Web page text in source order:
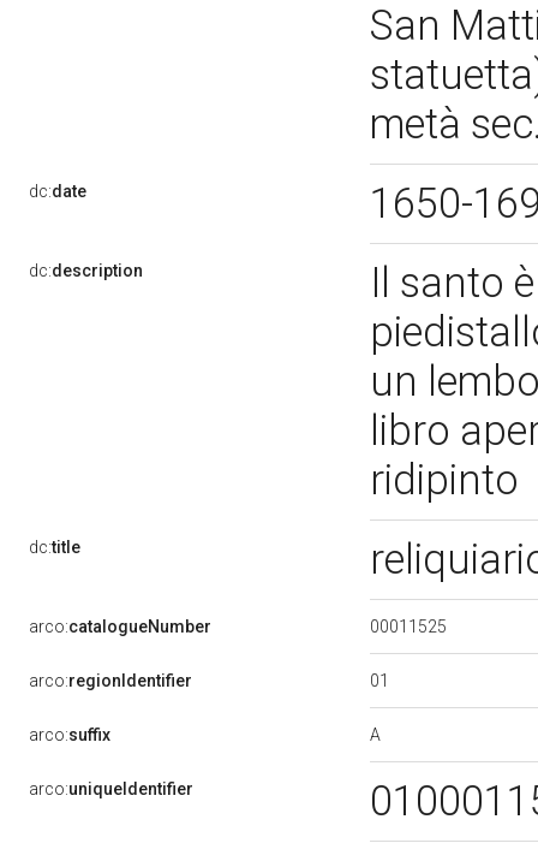
San
metà
dc:date 1650-
dc:description
Il santo
un
libro
ridipinto
dc:title
arco:catalogueNumber 00011525
arco:regionIdentifier 01
arco:suffix A
arco:uniqueIdentifier